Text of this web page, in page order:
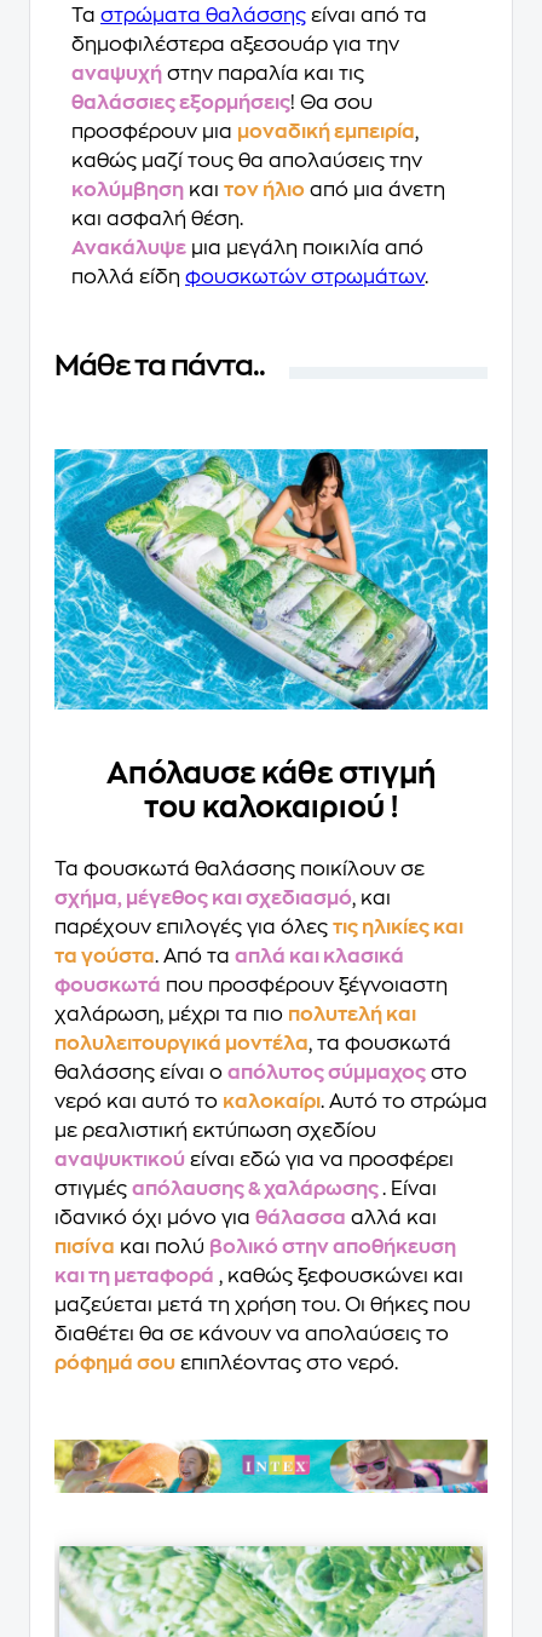
Τα στρώματα θαλάσσης είναι από τα
δημοφιλέστερα αξεσουάρ για την
αναψυχή στην παραλία και τις
θαλάσσιες εξορμήσεις! Θα σου
προσφέρουν μια μοναδική εμπειρία,
καθώς μαζί τους θα απολαύσεις την
κολύμβηση και τον ήλιο από μια άνετη
και ασφαλή θέση.
Ανακάλυψε μια μεγάλη ποικιλία από
πολλά είδη φουσκωτών στρωμάτων.
Μάθε τα πάντα..
Απόλαυσε κάθε στιγμή
του καλοκαιριού !
Τα φουσκωτά θαλάσσης ποικίλουν σε
σχήμα, μέγεθος και σχεδιασμό, και
παρέχουν επιλογές για όλες τις ηλικίες και
τα γούστα. Από τα απλά και κλασικά
φουσκωτά που προσφέρουν ξέγνοιαστη
χαλάρωση, μέχρι τα πιο πολυτελή και
πολυλειτουργικά μοντέλα, τα φουσκωτά
θαλάσσης είναι ο απόλυτος σύμμαχος στο
νερό και αυτό το καλοκαίρι. Αυτό το στρώμα
με ρεαλιστική εκτύπωση σχεδίου
αναψυκτικού είναι εδώ για να προσφέρει
στιγμές απόλαυσης & χαλάρωσης. Είναι
ιδανικό όχι μόνο για θάλασσα αλλά και
πισίνα και πολύ βολικό στην αποθήκευση
και τη μεταφορά , καθώς ξεφουσκώνει και
μαζεύεται μετά τη χρήση του. Οι θήκες που
διαθέτει θα σε κάνουν να απολαύσεις το
ρόφημά σου επιπλέοντας στο νερό.